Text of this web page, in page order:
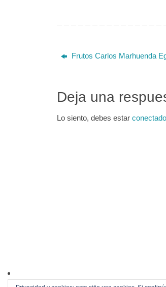
Frutos Carlos Marhuenda
Deja una
Lo siento, debes estar conectado